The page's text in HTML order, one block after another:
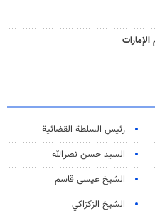
رئیس السلطة القضائیة
السيد حسن نصرالله
الشيخ عيسى قاسم
الشيخ الزكزاكي